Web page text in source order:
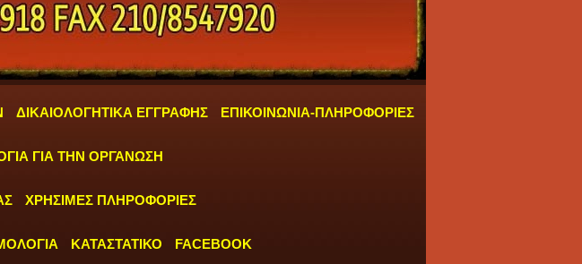
ΔΙΚΑΙΟΛΟΓΗΤΙΚΑ ΕΓΓΡΑΦΗΣ ΕΠΙΚΟΙΝΩΝΙΑ-ΠΛΗΡΟΦΟΡΙΕΣ
ΓΙΑ ΤΗΝ ΟΡΓΑΝΩΣΗ
ΧΡΗΣΙΜΕΣ ΠΛΗΡΟΦΟΡΙΕΣ
ΚΑΤΑΣΤΑΤΙΚΟ FACEBOOK